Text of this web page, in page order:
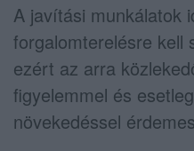
A javítási munkálatok
forgalomterelésre kell
ezért az arra
figyelemmel és
növekedéssel